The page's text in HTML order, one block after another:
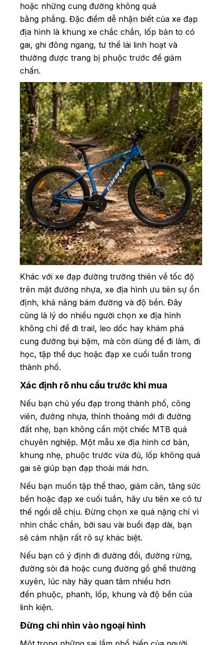
hoặc những cung đường không quá
bằng phẳng. Đặc điểm dễ nhận biết của xe đạp
địa hình là khung xe chắc chắn, lốp bản to có
gai, ghi đông ngang, tư thế lái linh hoạt và
thường được trang bị phuộc trước để giảm
chấn.
Khác với xe đạp đường trường thiên về tốc độ
trên mặt đường nhựa, xe địa hình ưu tiên sự ổn
định, khả năng bám đường và độ bền. Đây
cũng là lý do nhiều người chọn xe địa hình
không chỉ để đi trail, leo dốc hay khám phá
cung đường bụi bặm, mà còn dùng để đi làm, đi
học, tập thể dục hoặc đạp xe cuối tuần trong
thành phố.
Xác định rõ nhu cầu trước khi mua
Nếu bạn chủ yếu đạp trong thành phố, công
viên, đường nhựa, thỉnh thoảng mới đi đường
đất nhẹ, bạn không cần một chiếc MTB quá
chuyên nghiệp. Một mẫu xe địa hình cơ bản,
khung nhẹ, phuộc trước vừa đủ, lốp không quá
gai sẽ giúp bạn đạp thoải mái hơn.
Nếu bạn muốn tập thể thao, giảm cân, tăng sức
bền hoặc đạp xe cuối tuần, hãy ưu tiên xe có tư
thế ngồi dễ chịu. Đừng chọn xe quá nặng chỉ vì
nhìn chắc chắn, bởi sau vài buổi đạp dài, bạn
sẽ cảm nhận rất rõ sự khác biệt.
Nếu bạn có ý định đi đường đồi, đường rừng,
đường sỏi đá hoặc cung đường gồ ghề thường
xuyên, lúc này hãy quan tâm nhiều hơn
đến phuộc, phanh, lốp, khung và độ bền của
linh kiện.
Đừng chỉ nhìn vào ngoại hình